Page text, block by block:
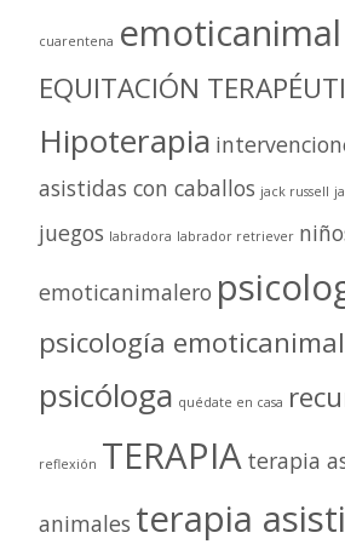
cuarentena emoticanimal
EQUITACIÓN
Hipoterapia
asistidas con caballos jack russell
juegos labradora labrador retriever
emoticanimalero
psicología
psicóloga quédate en casa
reflexión TERAPIA terapia
animales terapia